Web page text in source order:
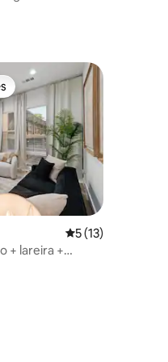
avaliações
5 de uma
5 (13)
+ lareira +